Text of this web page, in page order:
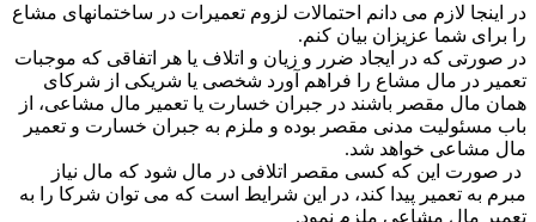
در اینجا لازم می دانم احتمالات لزوم تعمیرات در ساختمانهای مشاع
را برای شما عزیزان بیان کنم.
در صورتی که در ایجاد ضرر و زیان و اتلاف یا هر اتفاقی که موجبات
تعمیر در مال مشاع را فراهم آورد شخصی یا شریکی از شرکای
همان مال مقصر باشند در جبران خسارت یا تعمیر مال مشاعی، از
باب مسئولیت مدنی مقصر بوده و ملزم به جبران خسارت و تعمیر
مال مشاعی خواهد شد.
در صورت این که کسی مقصر اتلافی در مال شود که مال نیاز
مبرم به تعمیر پیدا کند، در این شرایط است که می توان شرکا را به
تعمیر مال مشاعی ملزم نمود.